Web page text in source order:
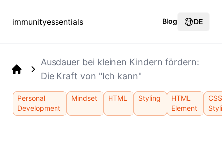
immunityessentials Blog DE
Ausdauer bei kleinen Kindern fördern:
Die Kraft von "Ich kann"
Personal
Development
Mindset HTML Styling
HTML
Element
CSS